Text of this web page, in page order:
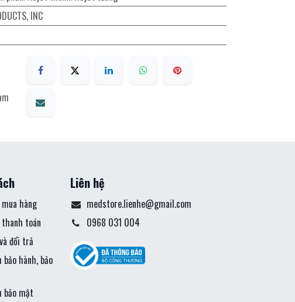
INC
hàng
thanh toán
đổi trả
hành, bảo
bảo mật
Liên hệ
medstore.lienhe@gmail.com
0968 031 004